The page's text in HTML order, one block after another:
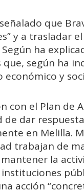
que
y a trasladar
Según ha
que, según ha
económico y
con el Plan de
de dar
en Melilla.
trabajan de
la
acción